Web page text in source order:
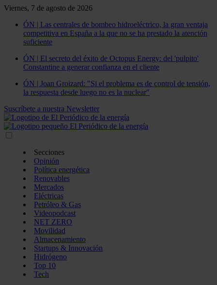
Viernes, 7 de agosto de 2026
ÓN | Las centrales de bombeo hidroeléctrico, la gran ventaja
competitiva en España a la que no se ha prestado la atención
suficiente
ÓN | El secreto del éxito de Octopus Energy: del 'pulpito'
Constantine a generar confianza en el cliente
ÓN | Joan Groizard: "Si el problema es de control de tensión,
la respuesta desde luego no es la nuclear"
Suscríbete a nuestra Newsletter
Secciones
Opinión
Política energética
Renovables
Mercados
Eléctricas
Petróleo & Gas
Videopodcast
NET ZERO
Movilidad
Almacenamiento
Startups & Innovación
Hidrógeno
Top 10
Tech